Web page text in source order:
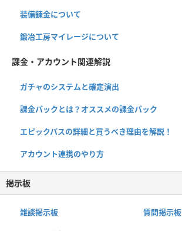
装備錬金について
鍛冶工房マイレージについて
課金・アカウント関連解説
ガチャのシステムと確定演出
課金パックとは？オススメの課金パック
エピックパスの詳細と買うべき理由を解説！
アカウント連携のやり方
掲示板
雑談掲示板 質問掲示板